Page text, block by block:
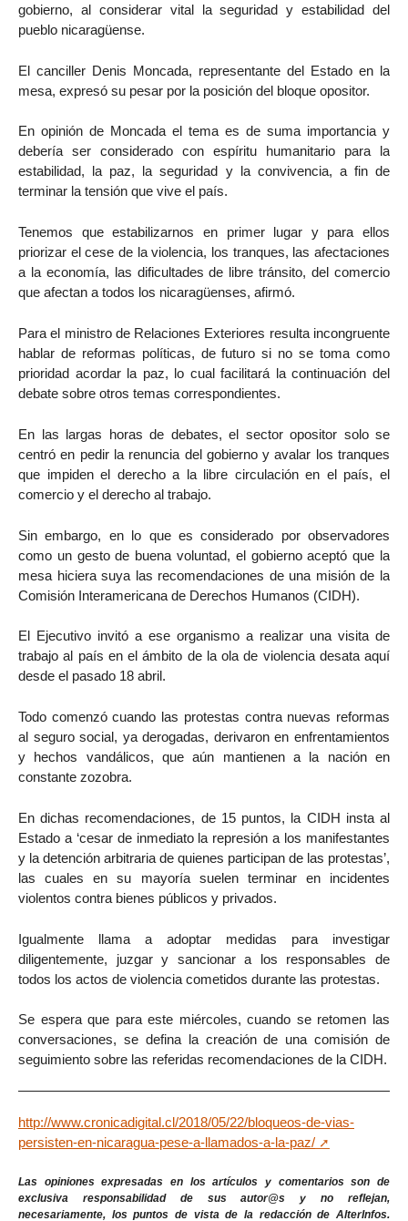
gobierno, al considerar vital la seguridad y estabilidad del
pueblo nicaragüense.
El canciller Denis Moncada, representante del Estado en la
mesa, expresó su pesar por la posición del bloque opositor.
En opinión de Moncada el tema es de suma importancia y
debería ser considerado con espíritu humanitario para la
estabilidad, la paz, la seguridad y la convivencia, a fin de
terminar la tensión que vive el país.
Tenemos que estabilizarnos en primer lugar y para ellos
priorizar el cese de la violencia, los tranques, las afectaciones
a la economía, las dificultades de libre tránsito, del comercio
que afectan a todos los nicaragüenses, afirmó.
Para el ministro de Relaciones Exteriores resulta incongruente
hablar de reformas políticas, de futuro si no se toma como
prioridad acordar la paz, lo cual facilitará la continuación del
debate sobre otros temas correspondientes.
En las largas horas de debates, el sector opositor solo se
centró en pedir la renuncia del gobierno y avalar los tranques
que impiden el derecho a la libre circulación en el país, el
comercio y el derecho al trabajo.
Sin embargo, en lo que es considerado por observadores
como un gesto de buena voluntad, el gobierno aceptó que la
mesa hiciera suya las recomendaciones de una misión de la
Comisión Interamericana de Derechos Humanos (CIDH).
El Ejecutivo invitó a ese organismo a realizar una visita de
trabajo al país en el ámbito de la ola de violencia desata aquí
desde el pasado 18 abril.
Todo comenzó cuando las protestas contra nuevas reformas
al seguro social, ya derogadas, derivaron en enfrentamientos
y hechos vandálicos, que aún mantienen a la nación en
constante zozobra.
En dichas recomendaciones, de 15 puntos, la CIDH insta al
Estado a ‘cesar de inmediato la represión a los manifestantes
y la detención arbitraria de quienes participan de las protestas’,
las cuales en su mayoría suelen terminar en incidentes
violentos contra bienes públicos y privados.
Igualmente llama a adoptar medidas para investigar
diligentemente, juzgar y sancionar a los responsables de
todos los actos de violencia cometidos durante las protestas.
Se espera que para este miércoles, cuando se retomen las
conversaciones, se defina la creación de una comisión de
seguimiento sobre las referidas recomendaciones de la CIDH.
http://www.cronicadigital.cl/2018/05/22/bloqueos-de-vias-
persisten-en-nicaragua-pese-a-llamados-a-la-paz/
Las opiniones expresadas en los artículos y comentarios son de
exclusiva responsabilidad de sus autor@s y no reflejan,
necesariamente, los puntos de vista de la redacción de AlterInfos.